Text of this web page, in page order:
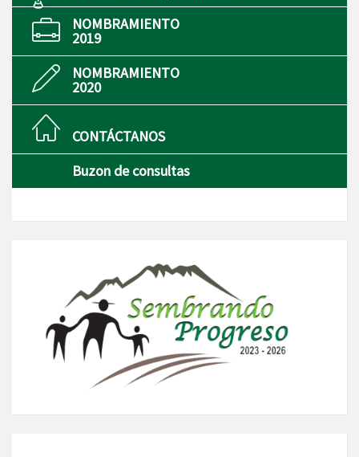
NOMBRAMIENTO
2019
NOMBRAMIENTO
2020
CONTÁCTANOS
Buzon de consultas